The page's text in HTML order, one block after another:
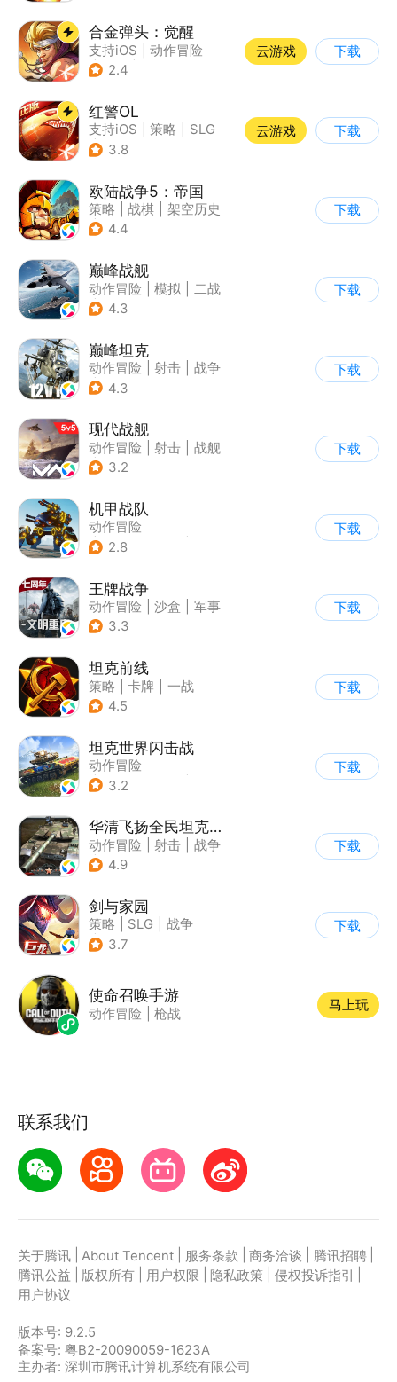
合金弹头：觉醒
支持iOS
动作冒险
| 射击
2.4
云游戏 下载
红警OL
支持iOS 策略
SLG
| 二战
3.8
云游戏 下载
欧陆战争5：帝国
策略 战棋
架空历史
| 欧陆战争
4.4
下载
巅峰战舰
动作冒险 模拟
二战
| 战术竞技
4.3
下载
巅峰坦克
动作冒险 射击
战争
| 战术竞技
4.3
下载
现代战舰
动作冒险 射击
战舰
| 5v5
3.2
下载
机甲战队
动作冒险
| 第三人称射击
2.8
下载
王牌战争
动作冒险 沙盒
军事
| 开放世界
3.3
下载
坦克前线
策略 卡牌
一战
| 战术竞技
4.5
下载
坦克世界闪击战
动作冒险
| 第三人称射击
3.2
下载
华清飞扬全民坦克联盟游戏软件v1.0
动作冒险 射击
战争
| 战术竞技
4.9
下载
剑与家园
策略 SLG
战争
| 欧美风
3.7
下载
使命召唤手游
动作冒险 枪战
马上玩
联系我们
关于腾讯 About Tencent 服务条款 商务洽谈 腾讯招聘
腾讯公益
版权所有 用户权限 隐私政策 侵权投诉指引
用户协议
版本号: 9.2.5
备案号: 粤B2-20090059-1623A
主办者: 深圳市腾讯计算机系统有限公司